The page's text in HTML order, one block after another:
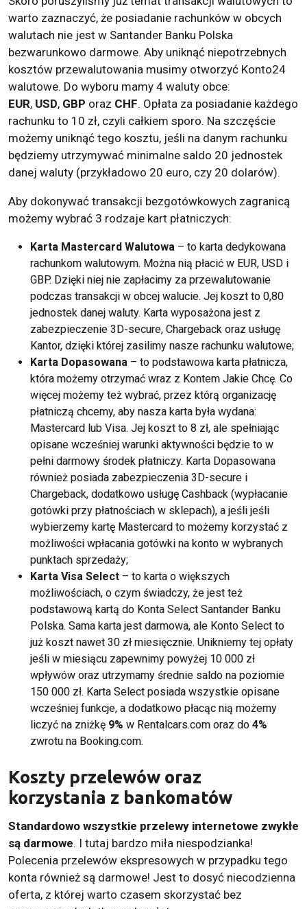
warto zaznaczyć, że posiadanie rachunków w obcych
walutach nie jest w Santander Banku Polska
bezwarunkowo darmowe. Aby uniknąć niepotrzebnych
kosztów przewalutowania musimy otworzyć Konto24
walutowe. Do wyboru mamy 4 waluty obce:
EUR, USD, GBP oraz CHF. Opłata za posiadanie każdego
rachunku to 10 zł, czyli całkiem sporo. Na szczęście
możemy uniknąć tego kosztu, jeśli na danym rachunku
będziemy utrzymywać minimalne saldo 20 jednostek
danej waluty (przykładowo 20 euro, czy 20 dolarów).
Aby dokonywać transakcji bezgotówkowych zagranicą
możemy wybrać 3 rodzaje kart płatniczych:
Karta Mastercard Walutowa – to karta dedykowana
rachunkom walutowym. Można nią płacić w EUR, USD i
GBP. Dzięki niej nie zapłacimy za przewalutowanie
podczas transakcji w obcej walucie. Jej koszt to 0,80
jednostek danej waluty. Karta wyposażona jest z
zabezpieczenie 3D-secure, Chargeback oraz usługę
Kantor, dzięki której zasilimy nasze rachunku walutowe;
Karta Dopasowana – to podstawowa karta płatnicza,
która możemy otrzymać wraz z Kontem Jakie Chcę. Co
więcej możemy też wybrać, przez którą organizację
płatniczą chcemy, aby nasza karta była wydana:
Mastercard lub Visa. Jej koszt to 8 zł, ale spełniając
opisane wcześniej warunki aktywności będzie to w
pełni darmowy środek płatniczy. Karta Dopasowana
również posiada zabezpieczenia 3D-secure i
Chargeback, dodatkowo usługę Cashback (wypłacanie
gotówki przy płatnościach w sklepach), a jeśli jeśli
wybierzemy kartę Mastercard to możemy korzystać z
możliwości wpłacania gotówki na konto w wybranych
punktach sprzedaży;
Karta Visa Select – to karta o większych
możliwościach, o czym świadczy, że jest też
podstawową kartą do Konta Select Santander Banku
Polska. Sama karta jest darmowa, ale Konto Select to
już koszt nawet 30 zł miesięcznie. Unikniemy tej opłaty
jeśli w miesiącu zapewnimy powyżej 10 000 zł
wpływów oraz utrzymamy średnie saldo na poziomie
150 000 zł. Karta Select posiada wszystkie opisane
wcześniej funkcje, a dodatkowo płacąc nią możemy
liczyć na zniżkę 9% w Rentalcars.com oraz do 4%
zwrotu na Booking.com.
Koszty przelewów oraz
korzystania z bankomatów
Standardowo wszystkie przelewy internetowe zwykłe
są darmowe. I tutaj bardzo miła niespodzianka!
Polecenia przelewów ekspresowych w przypadku tego
konta również są darmowe! Jest to dosyć niecodzienna
oferta, z której warto czasem skorzystać bez